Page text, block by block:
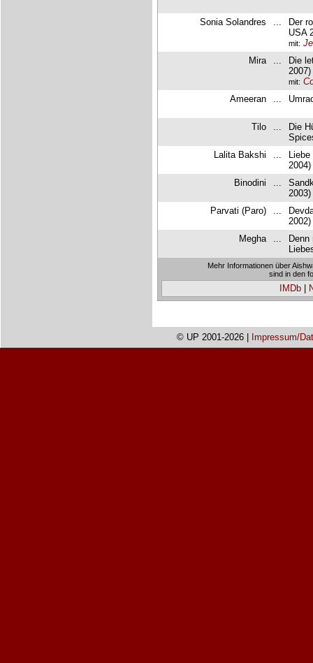
Sonia Solandres
Der
USA
mit:
Mira
Die
2007)
mit:
Ameeran
Tilo
Die
Lalita Bakshi
2004)
Binodini
2003)
Parvati (Paro)
2002)
Megha
Denn
Mehr Informationen über
sind in den
IMDb|
© UP 2001-2026 | Impressum/